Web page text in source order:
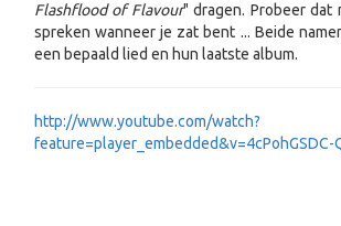
Flashflood of Flavour" dragen. Probeer dat
spreken wanneer je zat bent ... Beide
een bepaald lied en hun laatste album.
http://www.youtube.com/watch?
feature=player_embedded&v=4cPohGSDC-